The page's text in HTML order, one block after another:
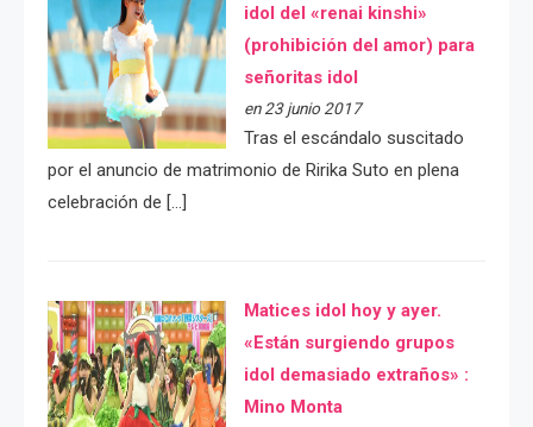
idol del «renai kinshi»
(prohibición del amor) para
señoritas idol
en 23 junio 2017
Tras el escándalo suscitado
por el anuncio de matrimonio de Ririka Suto en plena
celebración de […]
Matices idol hoy y ayer.
«Están surgiendo grupos
idol demasiado extraños» :
Mino Monta